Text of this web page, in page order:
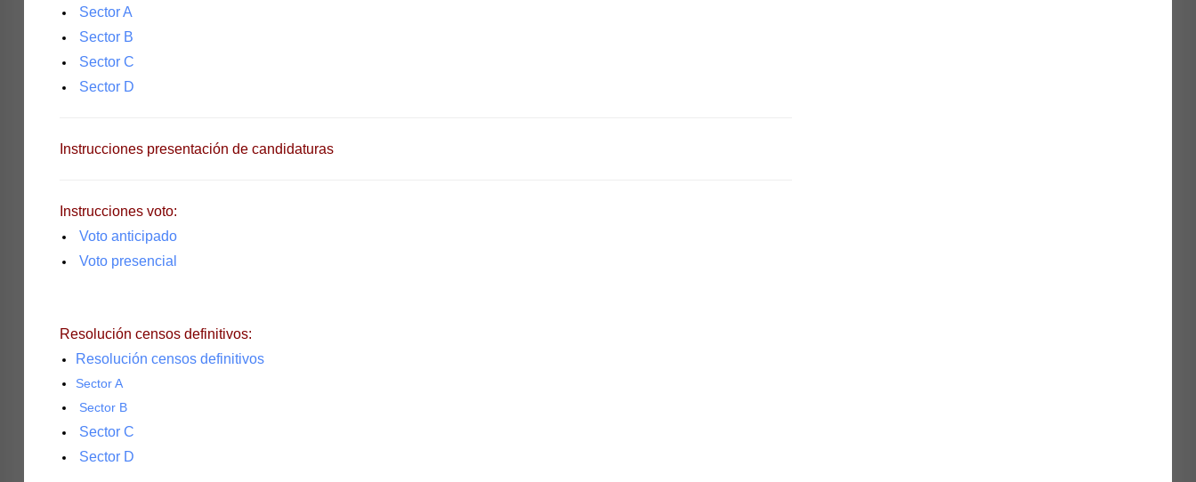
Sector A
Sector B
Sector C
Sector D
Instrucciones presentación de candidaturas
Instrucciones voto:
Voto anticipado
Voto presencial
Resolución censos definitivos:
Resolución censos definitivos
Sector A
Sector B
Sector C
Sector D